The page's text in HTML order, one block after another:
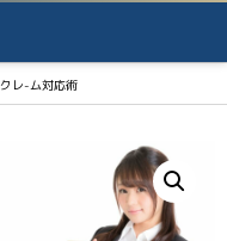
クレ-ム対応術